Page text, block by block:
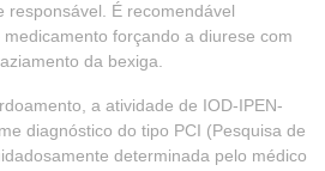
responsável. É recomendável
forçando a diurese com
da bexiga.
a atividade de IOD-IPEN-
diagnóstico do tipo PCI (Pesquisa de
determinada pelo médico